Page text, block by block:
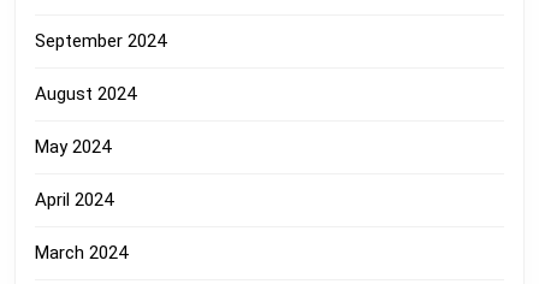
September 2024
August 2024
May 2024
April 2024
March 2024